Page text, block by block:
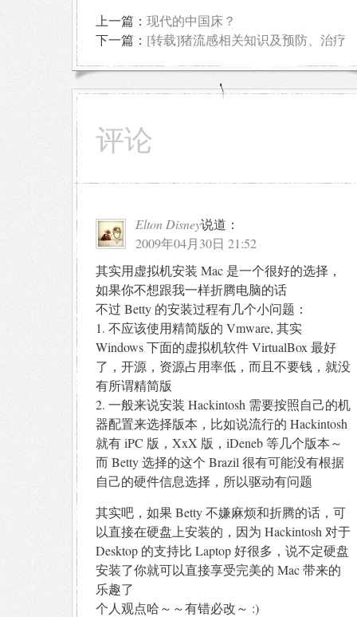
上一篇： 现代的中国床？
下一篇： [转载]猪流感相关知识及预防、治疗
评论
Elton Disney说道：
2009年04月30日 21:52
其实用虚拟机安装 Mac 是一个很好的选择，
如果你不想跟我一样折腾电脑的话
不过 Betty 的安装过程有几个小问题：
1. 不应该使用精简版的 Vmware, 其实
Windows 下面的虚拟机软件 VirtualBox 最好
了，开源，资源占用率低，而且不要钱，就没
有所谓精简版
2. 一般来说安装 Hackintosh 需要按照自己的机
器配置来选择版本，比如说流行的 Hackintosh
就有 iPC 版，XxX 版，iDeneb 等几个版本～
而 Betty 选择的这个 Brazil 很有可能没有根据
自己的硬件信息选择，所以驱动有问题
其实吧，如果 Betty 不嫌麻烦和折腾的话，可
以直接在硬盘上安装的，因为 Hackintosh 对于
Desktop 的支持比 Laptop 好很多，说不定硬盘
安装了你就可以直接享受完美的 Mac 带来的
乐趣了
个人观点哈～～有错必改～ :)